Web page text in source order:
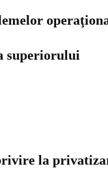
superiorului
la